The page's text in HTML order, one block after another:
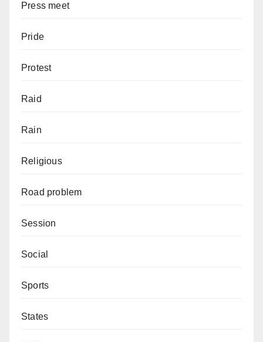
Press meet
Pride
Protest
Raid
Rain
Religious
Road problem
Session
Social
Sports
States